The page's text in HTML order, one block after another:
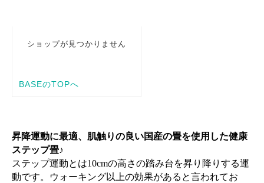
昇降運動に最適、肌触りの良い国産の畳を使用した健康
ステップ畳♪
ステップ運動とは10cmの高さの踏み台を昇り降りする運
動です。ウォーキング以上の効果があると言われてお